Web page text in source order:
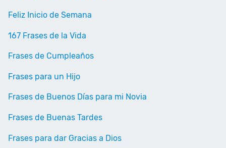
Feliz Inicio de Semana
167 Frases de la Vida
Frases de Cumpleaños
Frases para un Hijo
Frases de Buenos Días para mi Novia
Frases de Buenas Tardes
Frases para dar Gracias a Dios